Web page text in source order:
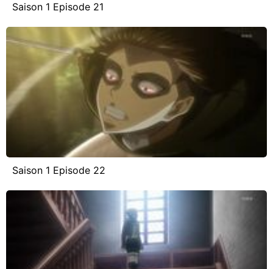
Saison 1 Episode 21
Saison 1 Episode 22